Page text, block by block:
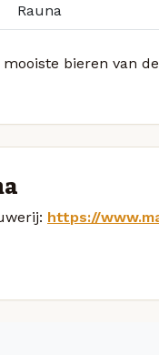
Rauna
bieren van
https://